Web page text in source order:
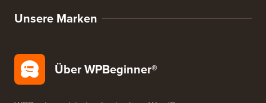
WordPress-SEO
Kostenlose Blog-Einrichtung